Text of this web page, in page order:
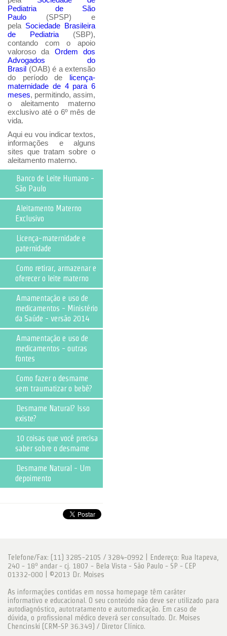
Pediatria de São
Paulo (SPSP) e
pela Sociedade Brasileira
de Pediatria (SBP),
contando com o apoio
valoroso da Ordem dos
Advogados do
Brasil (OAB) é a extensão
do período de licença-
maternidade de 4 para 6
meses, permitindo, assim,
o aleitamento materno
exclusivo até o 6º mês de
vida.
Aqui eu vou indicar textos,
informações e alguns
sites que tratam sobre o
aleitamento materno.
Banco de Leite Humano -
São Paulo
Aleitamento Materno
Exclusivo
Licença-maternidade e
paternidade
Como retirar, armazenar e
oferecer o leite materno
Amamentação e uso de
medicamentos - Ministério
da Saúde - versão 2014
Amamentação e uso de
medicamentos - outras
fontes
Como fazer o desmame
sem traumatizar o bebê?
Desmame Natural? Isso
existe?
10 coisas que você precisa
saber sobre o desmame
Desmame Natural - Um
depoimento
Telefone/Fax: (11) 3285-2105 / 3284-0992 | Endereço: Rua Itapeva,
240 - 18º andar - cj. 1807 - Bela Vista - São Paulo - SP - CEP
01332-000 | ©2013 Dr. Moises
As informações contidas em nossa homepage têm caráter
informativo e educacional. O seu conteúdo não deve ser utilizado para
autodiagnóstico, autotratamento e automedicação. Em caso de
dúvida, o profissional médico deverá ser consultado. Dr. Moises
Chencinski (CRM-SP 36.349) / Diretor Clínico.